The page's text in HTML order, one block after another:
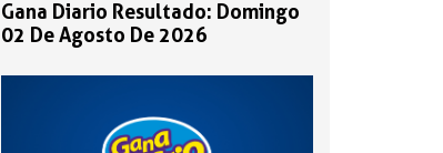
Gana Diario Resultado: Domingo
02 De Agosto De 2026